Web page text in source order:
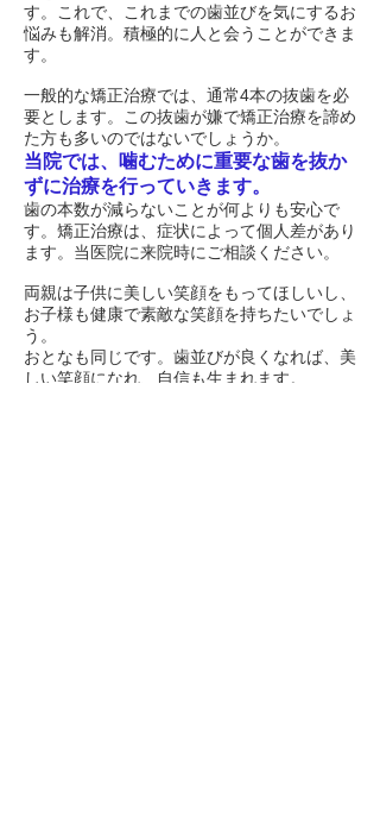
す。これで、これまでの歯並びを気にするお
悩みも解消。 積極的に人と会うことができま
す。
一般的な矯正治療では、通常4本の抜歯を必
要とします。この抜歯が嫌で矯正治療を諦め
た方も多いのではないでしょうか。
当院では、噛むために重要な歯を抜か
ずに治療を行っていきます。
歯の本数が減らないことが何よりも安心で
す。矯正治療は、症状によって個人差があり
ます。当医院に来院時にご相談ください。
両親は子供に美しい笑顔をもってほしいし、
お子様も健康で素敵な笑顔を持ちたいでしょ
う。
おとなも同じです。歯並びが良くなれば、美
しい笑顔になれ、自信も生まれます。